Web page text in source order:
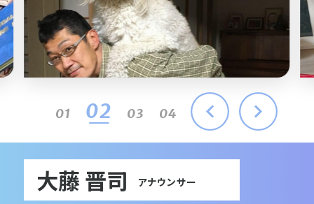
大藤 晋司 アナウンサー
01 02 03 04